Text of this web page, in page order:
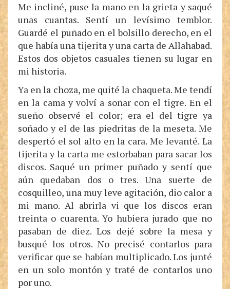
Me incliné, puse la mano en la grieta y saqué
unas cuantas. Sentí un levísimo temblor.
Guardé el puñado en el bolsillo derecho, en el
que había una tijerita y una carta de Allahabad.
Estos dos objetos casuales tienen su lugar en
mi historia.
Ya en la choza, me quité la chaqueta. Me tendí
en la cama y volví a soñar con el tigre. En el
sueño observé el color; era el del tigre ya
soñado y el de las piedritas de la meseta. Me
despertó el sol alto en la cara. Me levanté. La
tijerita y la carta me estorbaban para sacar los
discos. Saqué un primer puñado y sentí que
aún quedaban dos o tres. Una suerte de
cosquilleo, una muy leve agitación, dio calor a
mi mano. Al abrirla vi que los discos eran
treinta o cuarenta. Yo hubiera jurado que no
pasaban de diez. Los dejé sobre la mesa y
busqué los otros. No precisé contarlos para
verificar que se habían multiplicado. Los junté
en un solo montón y traté de contarlos uno
por uno.